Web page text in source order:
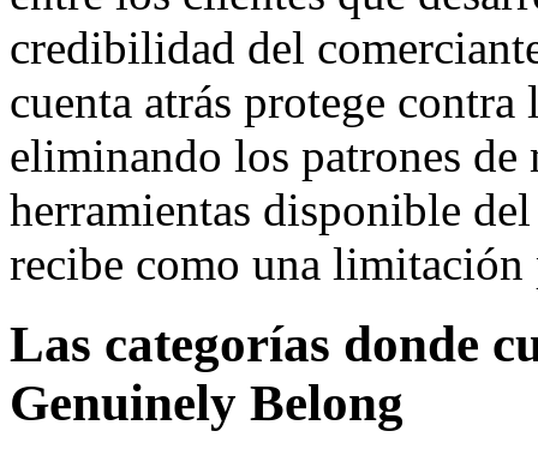
credibilidad del
cuenta atrás protege
eliminando los patrones
herramientas disponible
recibe como una limitación
Las categorías donde
Genuinely Belong